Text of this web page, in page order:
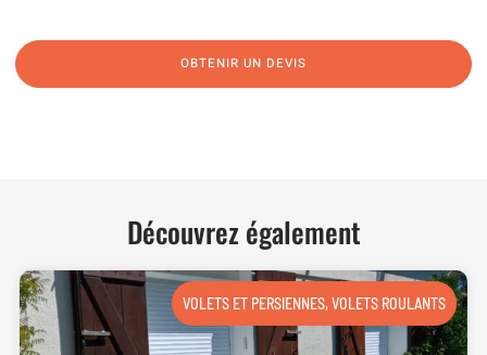
OBTENIR UN DEVIS
Découvrez également
VOLETS ET PERSIENNES,VOLETS ROULANTS